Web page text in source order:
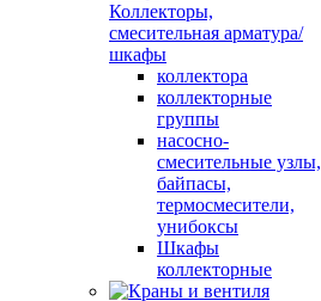
Коллекторы,
смесительная арматура/
шкафы
коллектора
коллекторные
группы
насосно-
смесительные узлы,
байпасы,
термосмесители,
унибоксы
Шкафы
коллекторные